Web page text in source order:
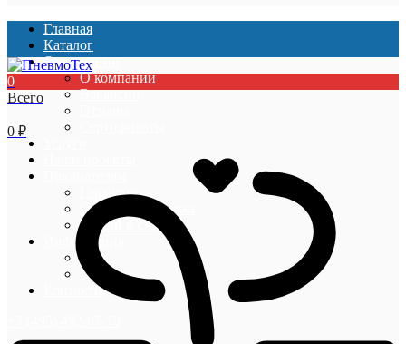
Главная
Каталог
О компании
О компании
Вакансии
Гарантии
Оплата и доставка
Акции и скидки
Информация
Блог
Новости
Контакты
0
Всего
0 ₽